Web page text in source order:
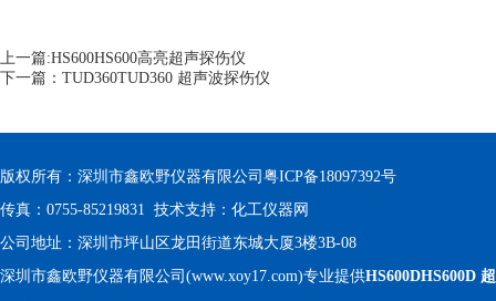
上一篇:HS600HS600高亮超声探伤仪
下一篇： TUD360TUD360 超声波探伤仪
版权所有：深圳市鑫欧野仪器有限公司 粤ICP备18097392号
传真：0755-85219831 技术支持： 化工仪器网
公司地址：深圳市坪山区龙田街道东城大厦3楼3B-08
深圳市鑫欧野仪器有限公司(www.xoy17.com)专业提供HS600DHS600D